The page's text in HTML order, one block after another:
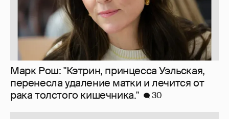
Отзывы о сексе со знаменитыми
мужчинами
273